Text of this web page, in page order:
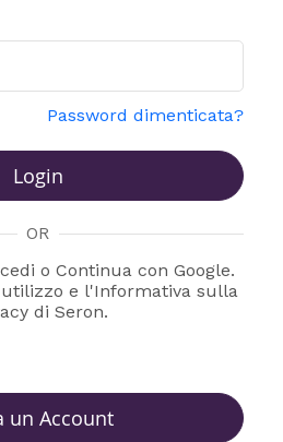
Password dimenticata?
Login
OR
o Continua con Google.
e l'Informativa sulla
di Seron.
un Account